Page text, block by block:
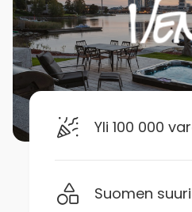
Yli 100 000
Suomen